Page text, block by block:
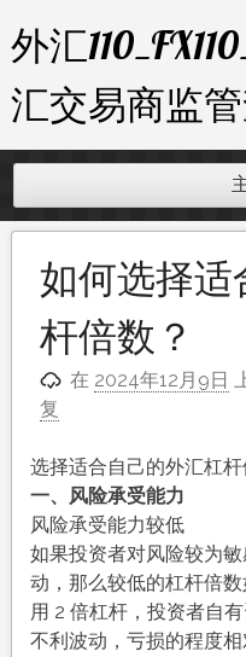
至
内
容
外汇
汇交易商监
如何选择适
杆倍数？
在 2024年12月9日
复
选择适合自己的外汇杠
一、风险承受能力
风险承受能力较低
如果投资者对风险较为
动，那么较低的杠杆倍
用 2 倍杠杆，投资者自
不利波动，亏损的程度